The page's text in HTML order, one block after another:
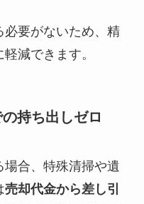
要がないため、精
減できます。
持ち出しゼロ
合、特殊清掃や遺
売却代金から差し引